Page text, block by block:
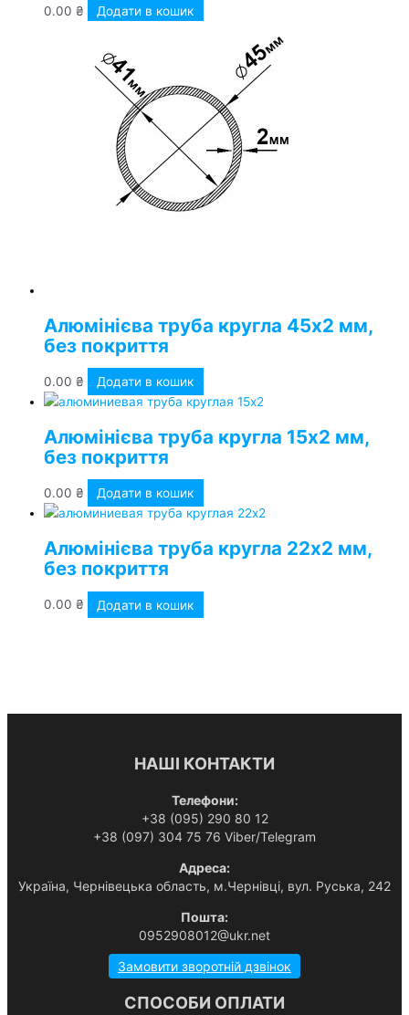
0.00 ₴ Додати в кошик
Алюмінієва труба кругла 45х2 мм,
без покриття
0.00 ₴ Додати в кошик
Алюмінієва труба кругла 15х2 мм,
без покриття
0.00 ₴ Додати в кошик
Алюмінієва труба кругла 22х2 мм,
без покриття
0.00 ₴ Додати в кошик
НАШІ КОНТАКТИ
Телефони:
+38 (095) 290 80 12
+38 (097) 304 75 76 Viber/Telegram
Адреса:
Українa, Чернівецька область, м.Чернівці, вул. Руська, 242
Пошта:
0952908012@ukr.net
Замовити зворотній дзвінок
СПОСОБИ ОПЛАТИ